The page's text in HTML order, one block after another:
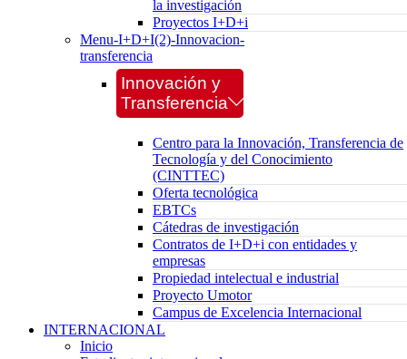
la investigación
Proyectos I+D+i
Menu-I+D+I(2)-Innovacion-
transferencia
Innovación y
Transferencia
Centro para la Innovación, Transferencia de
Tecnología y del Conocimiento
(CINTTEC)
Oferta tecnológica
EBTCs
Cátedras de investigación
Contratos de I+D+i con entidades y
empresas
Propiedad intelectual e industrial
Proyecto Umotor
Campus de Excelencia Internacional
INTERNACIONAL
Inicio